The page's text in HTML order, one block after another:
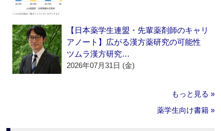
【日本薬学生連盟・先輩薬剤師のキャリ
アノート】広がる漢方薬研究の可能性
ツムラ漢方研究…
2026年07月31日 (金)
もっと見る »
薬学生向け書籍 »